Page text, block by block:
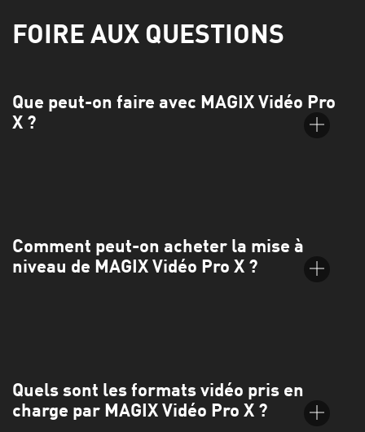
FOIRE AUX QUESTIONS
Que peut-on faire avec MAGIX Vidéo Pro
X ?
facilement des effets cinématographiques, des transitions
fluides et des titres dynamiques tout en gardant un contrôle
total sur votre son.
Comment peut-on acheter la mise à
niveau de MAGIX Vidéo Pro X ?
choix sur la page de commande et suivez les étapes indiquées.
Quels sont les formats vidéo pris en
charge par MAGIX Vidéo Pro X ?